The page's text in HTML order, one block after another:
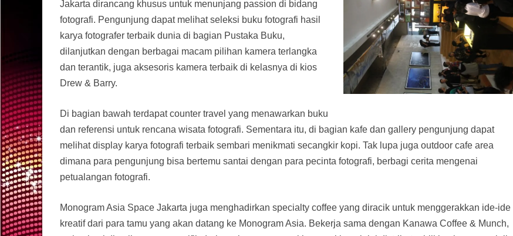
Jakarta dirancang khusus untuk menunjang passion di bidang
fotografi. Pengunjung dapat melihat seleksi buku fotografi hasil
karya fotografer terbaik dunia di bagian Pustaka Buku,
dilanjutkan dengan berbagai macam pilihan kamera terlangka
dan terantik, juga aksesoris kamera terbaik di kelasnya di kios
Drew & Barry.
Di bagian bawah terdapat counter travel yang menawarkan buku
dan referensi untuk rencana wisata fotografi. Sementara itu, di bagian kafe dan gallery pengunjung dapat
melihat display karya fotografi terbaik sembari menikmati secangkir kopi. Tak lupa juga outdoor cafe area
dimana para pengunjung bisa bertemu santai dengan para pecinta fotografi, berbagi cerita mengenai
petualangan fotografi.
Monogram Asia Space Jakarta juga menghadirkan specialty coffee yang diracik untuk menggerakkan ide-ide
kreatif dari para tamu yang akan datang ke Monogram Asia. Bekerja sama dengan Kanawa Coffee & Munch,